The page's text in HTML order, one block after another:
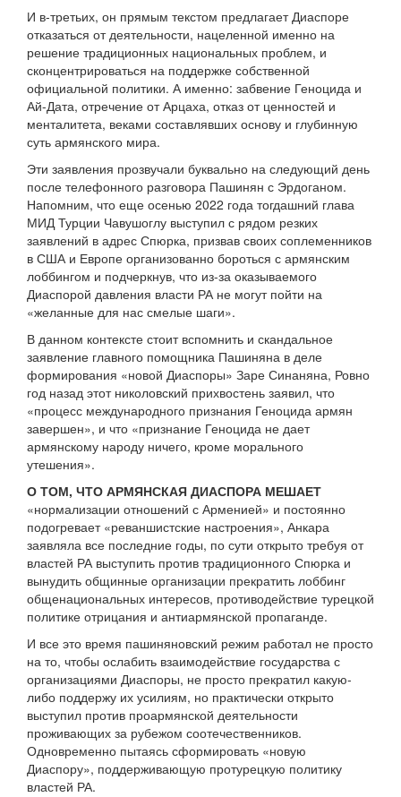
И в-третьих, он прямым текстом предлагает Диаспоре
отказаться от деятельности, нацеленной именно на
решение традиционных национальных проблем, и
сконцентрироваться на поддержке собственной
официальной политики. А именно: забвение Геноцида и
Ай-Дата, отречение от Арцаха, отказ от ценностей и
менталитета, веками составлявших основу и глубинную
суть армянского мира.
Эти заявления прозвучали буквально на следующий день
после телефонного разговора Пашинян с Эрдоганом.
Напомним, что еще осенью 2022 года тогдашний глава
МИД Турции Чавушоглу выступил с рядом резких
заявлений в адрес Спюрка, призвав своих соплеменников
в США и Европе организованно бороться с армянским
лоббингом и подчеркнув, что из-за оказываемого
Диаспорой давления власти РА не могут пойти на
«желанные для нас смелые шаги».
В данном контексте стоит вспомнить и скандальное
заявление главного помощника Пашиняна в деле
формирования «новой Диаспоры» Заре Синаняна, Ровно
год назад этот николовский прихвостень заявил, что
«процесс международного признания Геноцида армян
завершен», и что «признание Геноцида не дает
армянскому народу ничего, кроме морального
утешения».
О ТОМ, ЧТО АРМЯНСКАЯ ДИАСПОРА МЕШАЕТ
«нормализации отношений с Арменией» и постоянно
подогревает «реваншистские настроения», Анкара
заявляла все последние годы, по сути открыто требуя от
властей РА выступить против традиционного Спюрка и
вынудить общинные организации прекратить лоббинг
общенациональных интересов, противодействие турецкой
политике отрицания и антиармянской пропаганде.
И все это время пашиняновский режим работал не просто
на то, чтобы ослабить взаимодействие государства с
организациями Диаспоры, не просто прекратил какую-
либо поддержу их усилиям, но практически открыто
выступил против проармянской деятельности
проживающих за рубежом соотечественников.
Одновременно пытаясь сформировать «новую
Диаспору», поддерживающую протурецкую политику
властей РА.